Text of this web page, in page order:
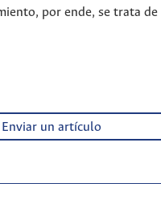
por ende, se trata de
Enviar un artículo